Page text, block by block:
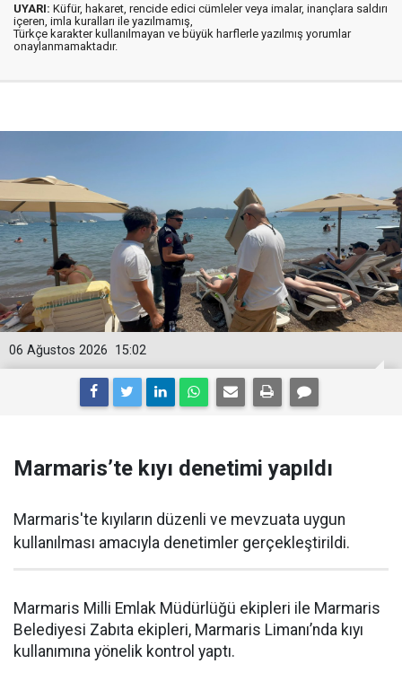
UYARI: Küfür, hakaret, rencide edici cümleler veya imalar, inançlara saldırı
içeren, imla kuralları ile yazılmamış,
Türkçe karakter kullanılmayan ve büyük harflerle yazılmış yorumlar
onaylanmamaktadır.
15:02
06 Ağustos 2026
Marmaris’te kıyı denetimi yapıldı
Marmaris'te kıyıların düzenli ve mevzuata uygun
kullanılması amacıyla denetimler gerçekleştirildi.
Marmaris Milli Emlak Müdürlüğü ekipleri ile Marmaris
Belediyesi Zabıta ekipleri, Marmaris Limanı’nda kıyı
kullanımına yönelik kontrol yaptı.